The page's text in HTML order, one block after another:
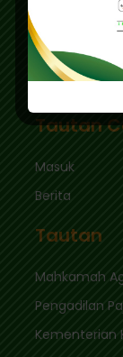
Graha
Kec.
Jakarta
Tautan
Masuk
Berita
Tautan
Mahkamah
Pengadilan
Kementerian